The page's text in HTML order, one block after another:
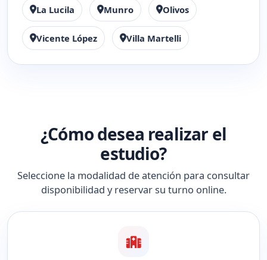
La Lucila Munro Olivos
Vicente López Villa Martelli
¿Cómo desea realizar el
estudio?
Seleccione la modalidad de atención para consultar
disponibilidad y reservar su turno online.